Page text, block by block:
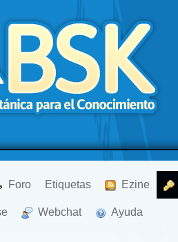
Foro Etiquetas Ezine
Webchat Ayuda